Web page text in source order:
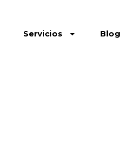
Servicios Blog